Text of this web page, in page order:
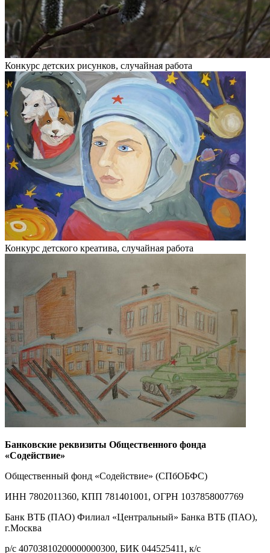
Конкурс детских рисунков, случайная работа
Конкурс детского креатива, случайная работа
Банковские реквизиты Общественного фонда
«Содействие»
Общественный фонд «Содействие» (СПбОБФС)
ИНН 7802011360, КПП 781401001, ОГРН 1037858007769
Банк ВТБ (ПАО) Филиал «Центральный» Банка ВТБ (ПАО),
г.Москва
р/с 40703810200000000300, БИК 044525411, к/с